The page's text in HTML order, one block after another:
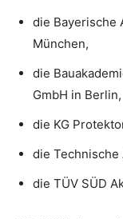
die Bayerische
München,
die
GmbH in Berlin,
die KG
die Technische
die TÜV SÜD